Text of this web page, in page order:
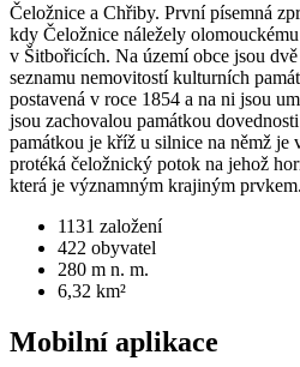
Čeložnice a Chřiby. První písemná
kdy Čeložnice náležely
v Šitbořicích. Na území obce jsou
seznamu nemovitostí kulturních
postavená v roce 1854 a na ni jsou
jsou zachovalou památkou
památkou je kříž u silnice na němž
protéká čeložnický potok na jehož
která je významným krajiným prvkem.
1131 založení
422 obyvatel
280 m n. m.
6,32 km²
Mobilní aplikace